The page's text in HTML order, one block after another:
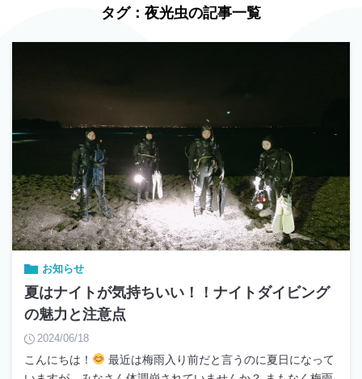
タグ：夜光虫の記事一覧
お知らせ
夏はナイトが気持ちいい！！ナイトダイビング
の魅力と注意点
2024/06/18
こんにちは！
最近は梅雨入り前だと言うのに夏日になって